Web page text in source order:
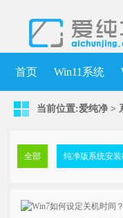
首页 Win11系统
当前位置:爱纯净 >
全部 纯净版系统安装